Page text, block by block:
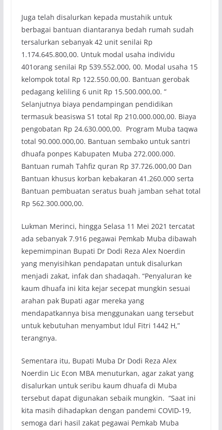
Juga telah disalurkan kepada mustahik untuk
berbagai bantuan diantaranya bedah rumah sudah
tersalurkan sebanyak 42 unit senilai Rp
1.174.645.800,00. Untuk modal usaha individu
401orang senilai Rp 539.552.000, 00. Modal usaha 15
kelompok total Rp 122.550.00,00. Bantuan gerobak
pedagang keliling 6 unit Rp 15.500.000,00. ”
Selanjutnya biaya pendampingan pendidikan
termasuk beasiswa S1 total Rp 210.000.000,00. Biaya
pengobatan Rp 24.630.000,00. Program Muba taqwa
total 90.000.000,00. Bantuan sembako untuk santri
dhuafa ponpes Kabupaten Muba 272.000.000.
Bantuan rumah Tahfiz quran Rp 37.726.000,00 Dan
Bantuan khusus korban kebakaran 41.260.000 serta
Bantuan pembuatan seratus buah jamban sehat total
Rp 562.300.000,00.
Lukman Merinci, hingga Selasa 11 Mei 2021 tercatat
ada sebanyak 7.916 pegawai Pemkab Muba dibawah
kepemimpinan Bupati Dr Dodi Reza Alex Noerdin
yang menyisihkan pendapatan untuk disalurkan
menjadi zakat, infak dan shadaqah. “Penyaluran ke
kaum dhuafa ini kita kejar secepat mungkin sesuai
arahan pak Bupati agar mereka yang
mendapatkannya bisa menggunakan uang tersebut
untuk kebutuhan menyambut Idul Fitri 1442 H,”
terangnya.
Sementara itu, Bupati Muba Dr Dodi Reza Alex
Noerdin Lic Econ MBA menuturkan, agar zakat yang
disalurkan untuk seribu kaum dhuafa di Muba
tersebut dapat digunakan sebaik mungkin. “Saat ini
kita masih dihadapkan dengan pandemi COVID-19,
semoga dari hasil zakat pegawai Pemkab Muba